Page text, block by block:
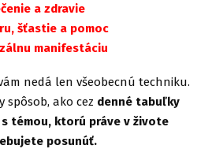
a zdravie
šťastie a pomoc
manifestáciu
nedá len všeobecnú techniku.
spôsob, ako cez denné tabuľky
témou, ktorú práve v živote
posunúť.